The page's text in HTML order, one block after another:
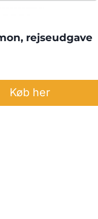
rejseudgave
Køb her